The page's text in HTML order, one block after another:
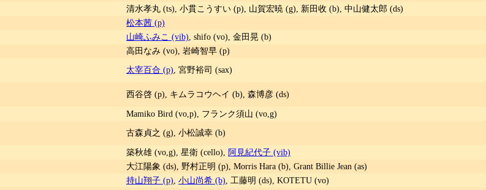
清水孝丸 (ts), 小貫こうすい (p), 山賀宏暁 (g), 新田收 (b), 中山健太郎 (ds)
松本茜 (p)
山崎ふみこ (vib) , shifo (vo), 金田晃 (b)
高田なみ (vo), 岩崎智早 (p)
太宰百合 (p) , 宮野裕司 (sax)
西谷啓 (p), キムラコウヘイ (b), 森博彦 (ds)
Mamiko Bird (vo,p), フランク須山 (vo,g)
古森貞之 (g), 小松誠幸 (b)
築秋雄 (vo,g), 星衛 (cello),
阿見紀代子 (vib)
大江陽象 (ds), 野村正明 (p), Morris Hara (b), Grant Billie Jean (as)
持山翔子 (p) 小山尚希 (b) , 工藤明 (ds), KOTETU (vo)